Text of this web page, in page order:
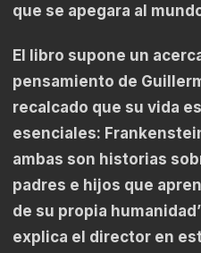
que se apegara al
El libro supone un
pensamiento de
recalcado que su vida
esenciales:
ambas son historias
padres e hijos que
de su propia
explica el director en